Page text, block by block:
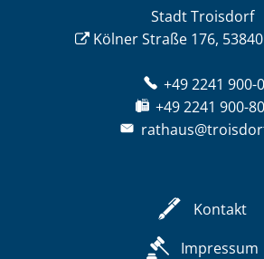
Stadt Troisdorf
Kölner Straße 176,
+49 2241 900-0
+49 2241 900-
Kontakt
Impressum